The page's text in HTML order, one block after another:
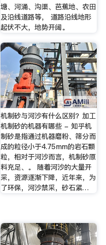
塘、河涌、沟渠、芭蕉地、农田
及沿线道路等， 道路沿线地形
起伏不大，地势开阔。
机制砂与河沙有什么区别？加工
机制砂的机器有哪些 - 知乎机
制砂是指通过机器磨粉、筛分而
成的粒径小于4.75mm的岩石颗
粒，相对于河沙而言，机制砂原
料充足、。 随着河沙的大量开
采，资源逐渐下降，近年来，为
了环保，河沙禁采，砂石紧…